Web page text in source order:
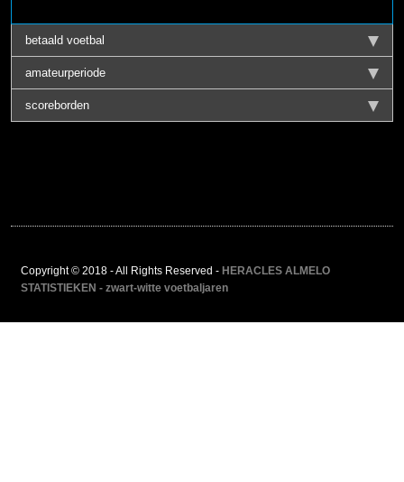
betaald voetbal
amateurperiode
scoreborden
Copyright © 2018 - All Rights Reserved - HERACLES ALMELO
STATISTIEKEN - zwart-witte voetbaljaren